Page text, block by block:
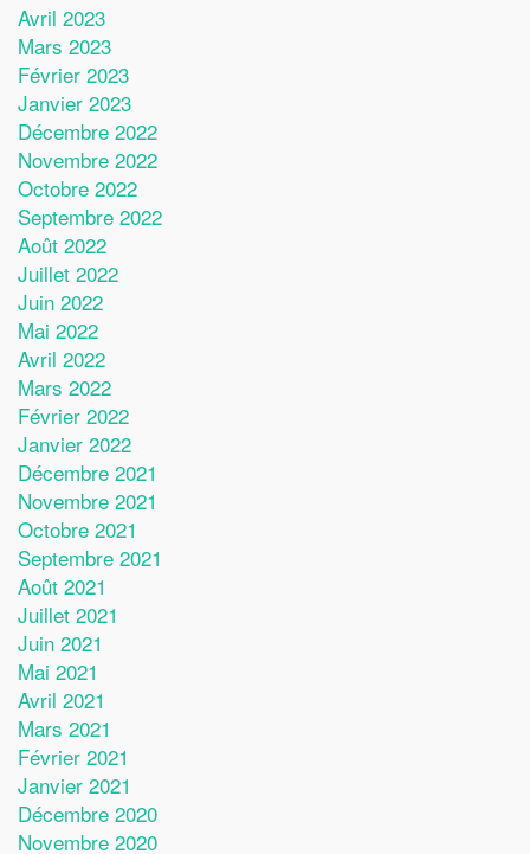
Avril 2023
Mars 2023
Février 2023
Janvier 2023
Décembre 2022
Novembre 2022
Octobre 2022
Septembre 2022
Août 2022
Juillet 2022
Juin 2022
Mai 2022
Avril 2022
Mars 2022
Février 2022
Janvier 2022
Décembre 2021
Novembre 2021
Octobre 2021
Septembre 2021
Août 2021
Juillet 2021
Juin 2021
Mai 2021
Avril 2021
Mars 2021
Février 2021
Janvier 2021
Décembre 2020
Novembre 2020